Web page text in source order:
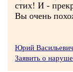
стих! И -
Вы очень
Юрий
Заявить о